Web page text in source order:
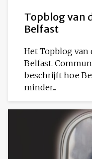
Topblog van
Belfast
Het Topblog van
Belfast.
beschrijft hoe
minder...